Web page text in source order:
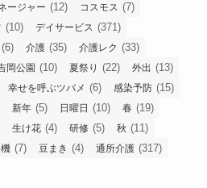
ージャー (12) コスモス (7)
(10) デイサービス (371)
(6) 介護 (35) 介護レク (33)
岡公園 (10) 夏祭り (22) 外出 (13)
幸せを呼ぶツバメ (6) 感染予防 (15)
新年 (5) 日曜日 (10) 春 (19)
生け花 (4) 研修 (5) 秋 (11)
(7) 豆まき (4) 通所介護 (317)